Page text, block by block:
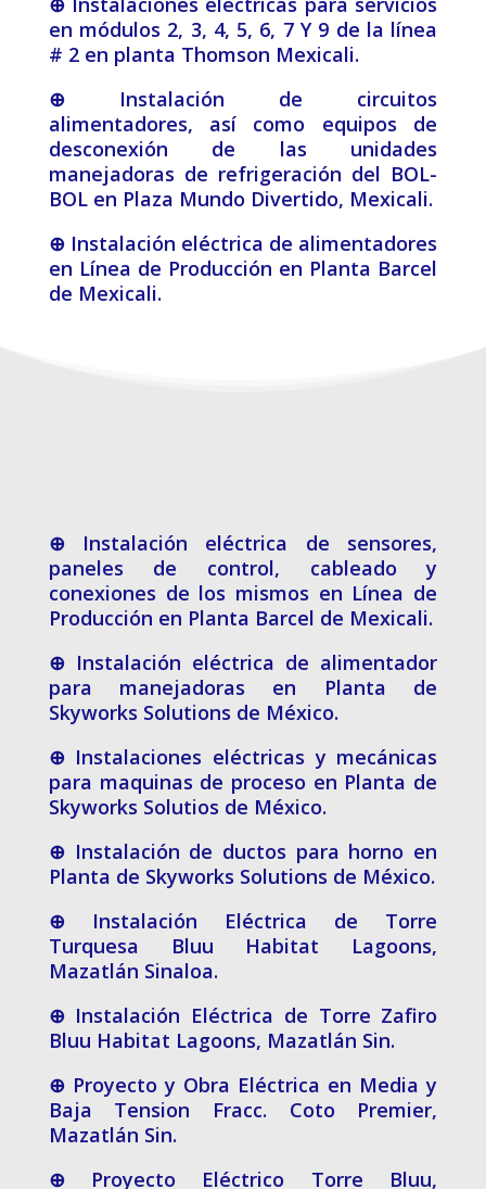
en módulos 2, 3, 4, 5, 6, 7 Y 9 de la línea
# 2 en planta Thomson Mexicali.
⊕ Instalación de circuitos
alimentadores, así como equipos de
desconexión de las unidades
manejadoras de refrigeración del BOL-
BOL en Plaza Mundo Divertido, Mexicali.
⊕ Instalación eléctrica de alimentadores
en Línea de Producción en Planta Barcel
de Mexicali.
⊕ Instalación eléctrica de sensores,
paneles de control, cableado y
conexiones de los mismos en Línea de
Producción en Planta Barcel de Mexicali.
⊕ Instalación eléctrica de alimentador
para manejadoras en Planta de
Skyworks Solutions de México.
⊕ Instalaciones eléctricas y mecánicas
para maquinas de proceso en Planta de
Skyworks Solutios de México.
⊕ Instalación de ductos para horno en
Planta de Skyworks Solutions de México.
⊕ Instalación Eléctrica de Torre
Turquesa Bluu Habitat Lagoons,
Mazatlán Sinaloa.
⊕ Instalación Eléctrica de Torre Zafiro
Bluu Habitat Lagoons, Mazatlán Sin.
⊕ Proyecto y Obra Eléctrica en Media y
Baja Tension Fracc. Coto Premier,
Mazatlán Sin.
⊕ Proyecto Eléctrico Torre Bluu,